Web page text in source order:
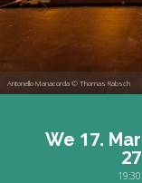
Antonello Manacorda © Thomas Rabsch
We 17. Mar
27
19:30